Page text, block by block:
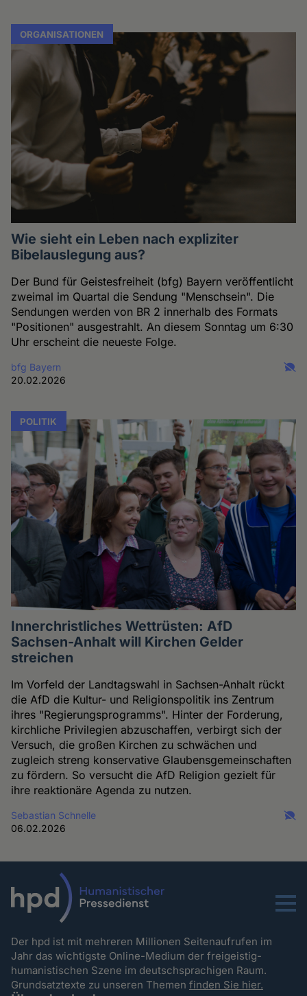
ORGANISATIONEN
Wie sieht ein Leben nach expliziter
Bibelauslegung aus?
Der Bund für Geistesfreiheit (bfg) Bayern veröffentlicht
zweimal im Quartal die Sendung "Menschsein". Die
Sendungen werden von BR 2 innerhalb des Formats
"Positionen" ausgestrahlt. An diesem Sonntag um 6:30
Uhr erscheint die neueste Folge.
bfg Bayern
20.02.2026
POLITIK
Innerchristliches Wettrüsten: AfD
Sachsen-Anhalt will Kirchen Gelder
streichen
Im Vorfeld der Landtagswahl in Sachsen-Anhalt rückt
die AfD die Kultur- und Religionspolitik ins Zentrum
ihres "Regierungsprogramms". Hinter der Forderung,
kirchliche Privilegien abzuschaffen, verbirgt sich der
Versuch, die großen Kirchen zu schwächen und
zugleich streng konservative Glaubensgemeinschaften
zu fördern. So versucht die AfD Religion gezielt für
ihre reaktionäre Agenda zu nutzen.
Sebastian Schnelle
06.02.2026
Menu
Der hpd ist mit mehreren Millionen Seitenaufrufen im
Jahr das wichtigste Online-Medium der freigeistig-
humanistischen Szene im deutschsprachigen Raum.
Grundsatztexte zu unseren Themenfinden Sie hier.